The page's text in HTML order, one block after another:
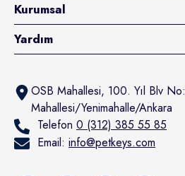
Kurumsal
Yardım
OSB Mahallesi, 100. Yıl Blv
Mahallesi/Yenimahalle/Ankara
Telefon 0 (312) 385 55 85
Email: info@petkeys.com